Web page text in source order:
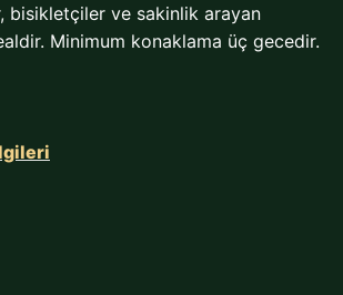
bisikletçiler ve sakinlik arayan
Minimum konaklama üç gecedir.